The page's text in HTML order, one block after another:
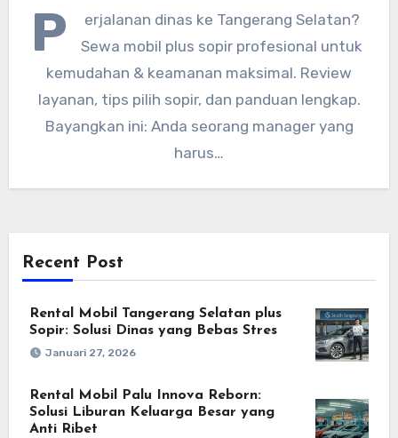
P
erjalanan dinas ke Tangerang Selatan?
Sewa mobil plus sopir profesional untuk
kemudahan & keamanan maksimal. Review
layanan, tips pilih sopir, dan panduan lengkap.
Bayangkan ini: Anda seorang manager yang
harus…
Recent Post
Rental Mobil Tangerang Selatan plus
Sopir: Solusi Dinas yang Bebas Stres
Januari 27, 2026
Rental Mobil Palu Innova Reborn:
Solusi Liburan Keluarga Besar yang
Anti Ribet